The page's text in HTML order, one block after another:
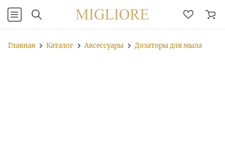
Главная Каталог Аксессуары Дозаторы для мыла